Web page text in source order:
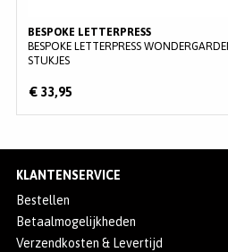
BESPOKE LETTERPRESS
BESPOKE LETTERPRESS
STUKJES
€ 33,95
KLANTENSERVICE
Bestellen
Betaalmogelijkheden
Verzendkosten & Levertijd